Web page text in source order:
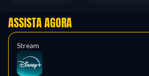
ASSISTA AGORA
Stream